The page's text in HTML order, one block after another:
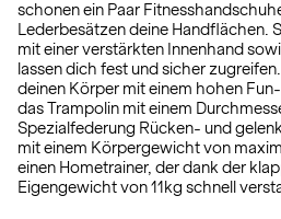
schonen ein Paar
Lederbesätzen deine
mit einer verstärkten Innenhand
lassen dich fest und sicher
deinen Körper mit einem hohen
das Trampolin mit einem
Spezialfederung Rücken- und
mit einem Körpergewicht von
einen Hometrainer, der dank der
Eigengewicht von 11kg schnell